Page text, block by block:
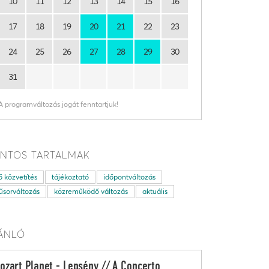
17 18 19 20 21 22 23
24 25 26 27 28 29 30
31
programváltozás jogát fenntartjuk!
TARTALMAK
közvetítés tájékoztató
időpontváltozás
közreműködő változás aktuális